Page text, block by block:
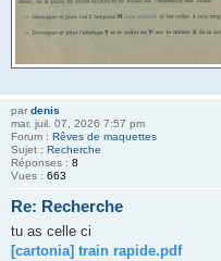
par denis
mar. juil. 07, 2026 7:57 pm
Forum : Rêves de maquettes
Sujet : Recherche
Réponses : 8
Vues : 663
Re: Recherche
tu as celle ci
[cartonia] train rapide.pdf